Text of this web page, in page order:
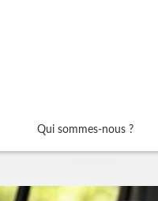
Qui sommes-nous ?